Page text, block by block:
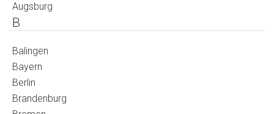
Augsburg
B
Balingen
Bayern
Berlin
Brandenburg